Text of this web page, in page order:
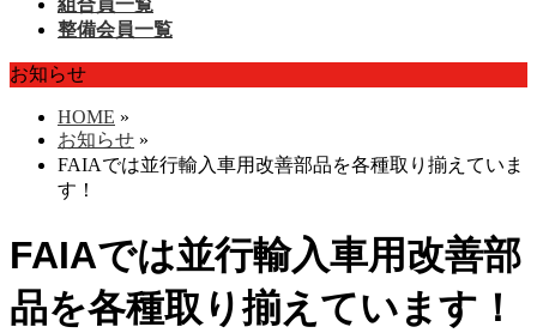
組合員一覧
整備会員一覧
お知らせ
HOME »
お知らせ »
FAIAでは並行輸入車用改善部品を各種取り揃えていま
す！
FAIAでは並行輸入車用改善部
品を各種取り揃えています！